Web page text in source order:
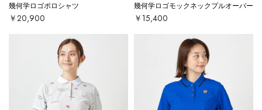
幾何学ロゴポロシャツ
￥20,900
幾何学ロゴモックネックプルオーバー
￥15,400